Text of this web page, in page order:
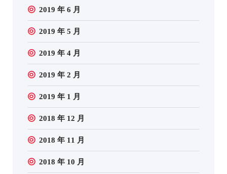
2019 年 6 月
2019 年 5 月
2019 年 4 月
2019 年 2 月
2019 年 1 月
2018 年 12 月
2018 年 11 月
2018 年 10 月